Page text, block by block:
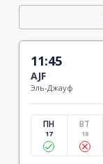
11:45
AJF
Эль-Джауф
ПН
17
ВТ
18